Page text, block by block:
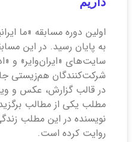
اولین دوره مسابقه «ما
به پایان رسید. در این
سایت‌های «ایران‌وایر» و
شرکت‌کنندگان هم‌زیستی
در قالب گزارش، عکس و
مطلب یکی از مطالب
نویسنده در این مطلب
روایت کرده است.